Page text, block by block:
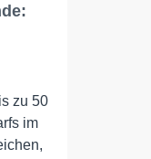
zu 50
im